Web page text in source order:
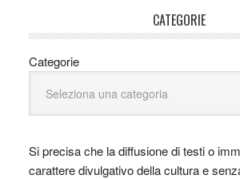
CATEGORIE
Categorie
Si precisa che la diffusione di testi o
carattere divulgativo della cultura e